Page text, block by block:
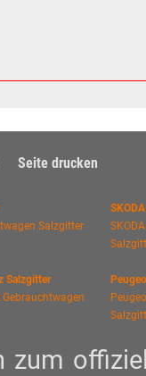
Seite drucken
Salzgitter
Salzgitter
Gebrauchtwagen
zum